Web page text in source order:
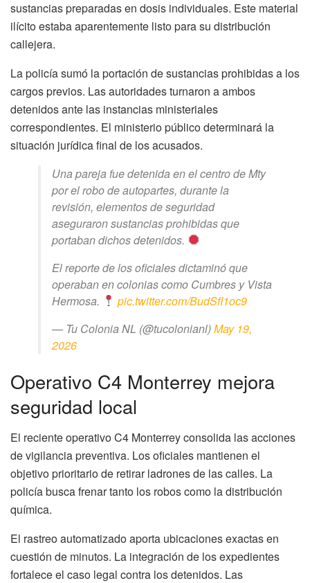
sustancias preparadas en dosis individuales. Este material
ilícito estaba aparentemente listo para su distribución
callejera.
La policía sumó la portación de sustancias prohibidas a los
cargos previos. Las autoridades turnaron a ambos
detenidos ante las instancias ministeriales
correspondientes. El ministerio público determinará la
situación jurídica final de los acusados.
Una pareja fue detenida en el centro de Mty
por el robo de autopartes, durante la
revisión, elementos de seguridad
aseguraron sustancias prohibidas que
portaban dichos detenidos.
El reporte de los oficiales dictaminó que
operaban en colonias como Cumbres y Vista
Hermosa.
pic.twitter.com/BudSfI1oc9
— Tu Colonia NL (@tucolonianl)May 19,
2026
Operativo C4 Monterrey mejora
seguridad local
El reciente operativo C4 Monterrey consolida las acciones
de vigilancia preventiva. Los oficiales mantienen el
objetivo prioritario de retirar ladrones de las calles. La
policía busca frenar tanto los robos como la distribución
química.
El rastreo automatizado aporta ubicaciones exactas en
cuestión de minutos. La integración de los expedientes
fortalece el caso legal contra los detenidos. Las